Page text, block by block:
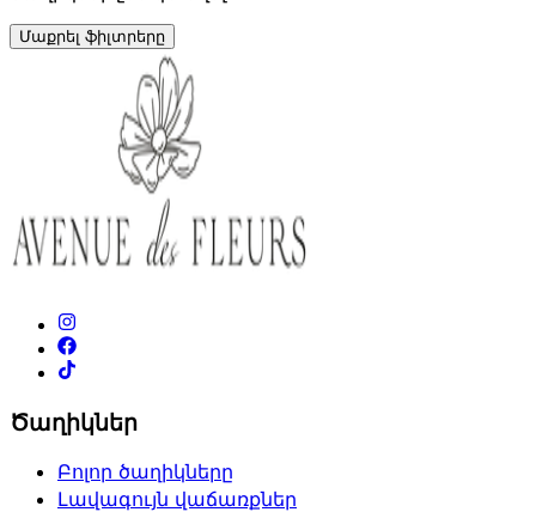
Մաքրել ֆիլտրերը
Ծաղիկներ
Բոլոր ծաղիկները
Լավագույն վաճառքներ